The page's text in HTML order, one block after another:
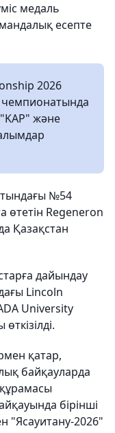
медаль
есепте
2026
және
№54
Regeneron
Қазақстан
дайындау
Lincoln
University
қатар,
байқауларда
бірінші
"Ясауитану-2026"